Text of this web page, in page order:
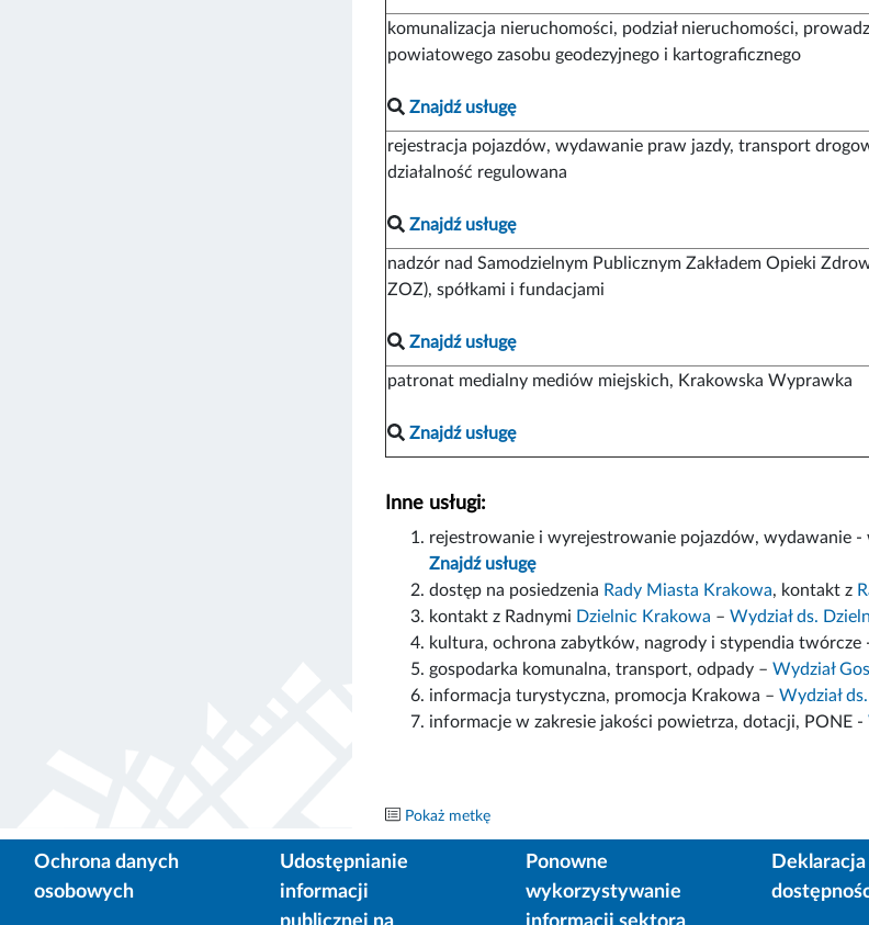
komunalizacja nieruchomości, podział nieruchomości,
powiatowego zasobu geodezyjnego i kartograficznego
Znajdź usługę
rejestracja pojazdów, wydawanie praw jazdy, transport
działalność regulowana
Znajdź usługę
nadzór nad Samodzielnym Publicznym Zakładem Opieki
ZOZ), spółkami i fundacjami
Znajdź usługę
patronat medialny mediów miejskich, Krakowska Wyprawka
Znajdź usługę
Inne usługi:
rejestrowanie i wyrejestrowanie pojazdów, wydawanie -
Znajdź usługę
dostęp na posiedzenia Rady Miasta Krakowa, kontakt z
kontakt z Radnymi Dzielnic Krakowa – Wydział ds.
kultura, ochrona zabytków, nagrody i stypendia twórcze
gospodarka komunalna, transport, odpady – Wydział
informacja turystyczna, promocja Krakowa – Wydział
informacje w zakresie jakości powietrza, dotacji, PONE -
Pokaż metkę
Ochrona danych
osobowych
Udostępnianie
informacji
Ponowne
wykorzystywanie
Deklaracja